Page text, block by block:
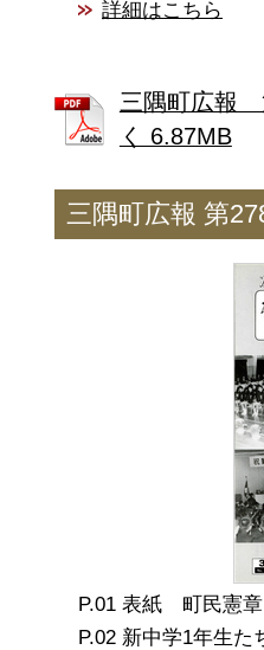
詳細はこちら
三隅町広報
く 6.87MB
三隅町広報 第
表紙 町民憲
新中学1年生た